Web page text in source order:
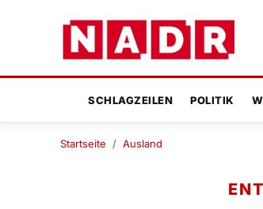
SCHLAGZEILEN POLITIK
Startseite / Ausland